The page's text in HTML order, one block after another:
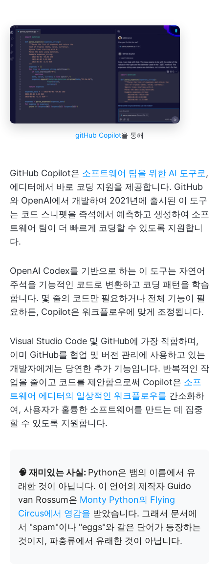
gitHub Copilot을 통해
GitHub Copilot은 소프트웨어 팀을 위한 AI 도구로 ,
에디터에서 바로 코딩 지원을 제공합니다. GitHub
와 OpenAI에서 개발하여 2021년에 출시된 이 도구
는 코드 스니펫을 즉석에서 예측하고 생성하여 소프
트웨어 팀이 더 빠르게 코딩할 수 있도록 지원합니
다.
OpenAI Codex를 기반으로 하는 이 도구는 자연어
주석을 기능적인 코드로 변환하고 코딩 패턴을 학습
합니다. 몇 줄의 코드만 필요하거나 전체 기능이 필
요하든, Copilot은 워크플로우에 맞게 조정됩니다.
Visual Studio Code 및 GitHub에 가장 적합하며,
이미 GitHub를 협업 및 버전 관리에 사용하고 있는
개발자에게는 당연한 추가 기능입니다. 반복적인 작
업을 줄이고 코드를 제안함으로써 Copilot은 소프
트웨어 에디터의 일상적인 워크플로우를 간소화하
여, 사용자가 훌륭한 소프트웨어를 만드는 데 집중
할 수 있도록 지원합니다.
🧠 재미있는 사실: Python은 뱀의 이름에서 유
래한 것이 아닙니다. 이 언어의 제작자 Guido
van Rossum은 Monty Python의 Flying
Circus에서 영감을 받았습니다. 그래서 문서에
서 "spam"이나 "eggs"와 같은 단어가 등장하는
것이지, 파충류에서 유래한 것이 아닙니다.